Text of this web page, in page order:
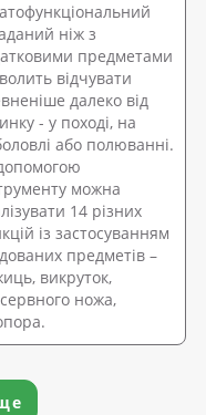
ніж з
предметами
відчувати
далеко від
- у поході, на
або полюванні.
можна
14 різних
із застосуванням
предметів –
викруток,
ножа,